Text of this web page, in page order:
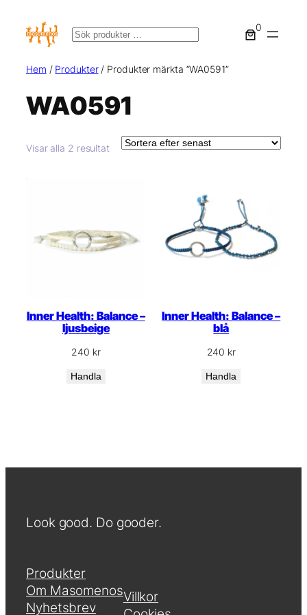
innehåll
Sök
0
Hem / Produkter/ Produkter märkta ”WA0591”
WA0591
Visar alla 2 resultatSortera
Inner Health: Balance –
ljusbeige
240 kr
Handla
Inner Health: Balance –
blå
240 kr
Handla
Look good. Do gooder.
Produkter
Om Masomenos
Nyhetsbrev
Villkor